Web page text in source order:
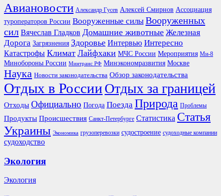
Авиановости Александр Гусев Алексей Смирнов Ассоциация
туроператоров России Вооруженные силы Вооруженных
сил Вячеслав Гладков Домашние животные Железная
Дорога Загрязнения Здоровье Интервью Интересно
Катастрофы Климат Лайфхаки МЧС России Мероприятия Ми-8
Минобороны России Минтранс РФ Минэкономразвития Москве
Наука Новости законодательства Обзор законодательства
Отдых в РоссииОтдых за границей
Отходы Официально Погода Поезда Природа Проблемы
Продукты Происшествия Санкт-Петербурге Статистика Статья
Украины Экономика грузоперевозки судостроение судоходные компании
судоходство
Экология
Экология